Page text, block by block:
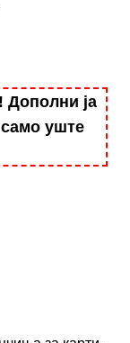
ја
само уште